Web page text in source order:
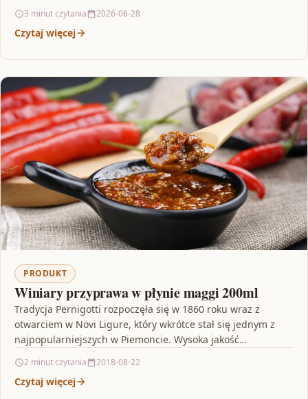
3 minut czytania 2026-06-28
Czytaj więcej
PRODUKT
Winiary przyprawa w płynie maggi 200ml
Tradycja Pernigotti rozpoczęła się w 1860 roku wraz z
otwarciem w Novi Ligure, który wkrótce stał się jednym z
najpopularniejszych w Piemoncie. Wysoka jakość…
2 minut czytania 2018-08-22
Czytaj więcej